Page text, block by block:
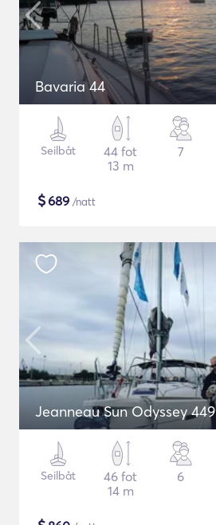
Bavaria 44
Seilbåt
44 fot
13 m
7
$689 /natt
Jeanneau Sun Odyssey 449
Seilbåt
46 fot
14 m
6